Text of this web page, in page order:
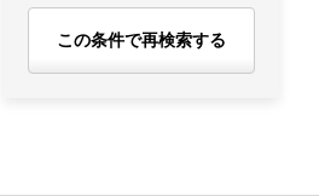
この条件で再検索する